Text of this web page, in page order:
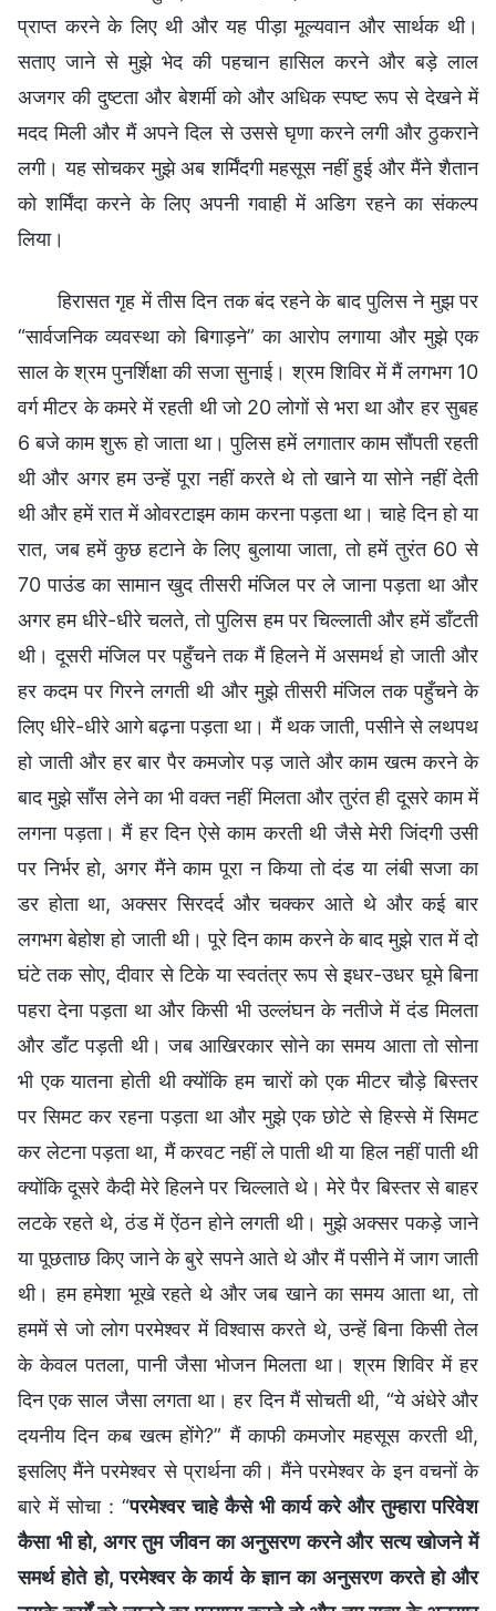
प्राप्त करने के लिए थी और यह पीड़ा मूल्यवान और सार्थक थी।
सताए जाने से मुझे भेद की पहचान हासिल करने और बड़े लाल
अजगर की दुष्टता और बेशर्मी को और अधिक स्पष्ट रूप से देखने में
मदद मिली और मैं अपने दिल से उससे घृणा करने लगी और ठुकराने
लगी। यह सोचकर मुझे अब शर्मिंदगी महसूस नहीं हुई और मैंने शैतान
को शर्मिंदा करने के लिए अपनी गवाही में अडिग रहने का संकल्प
लिया।
हिरासत गृह में तीस दिन तक बंद रहने के बाद पुलिस ने मुझ पर
“सार्वजनिक व्यवस्था को बिगाड़ने” का आरोप लगाया और मुझे एक
साल के श्रम पुनर्शिक्षा की सजा सुनाई। श्रम शिविर में मैं लगभग 10
वर्ग मीटर के कमरे में रहती थी जो 20 लोगों से भरा था और हर सुबह
6 बजे काम शुरू हो जाता था। पुलिस हमें लगातार काम सौंपती रहती
थी और अगर हम उन्हें पूरा नहीं करते थे तो खाने या सोने नहीं देती
थी और हमें रात में ओवरटाइम काम करना पड़ता था। चाहे दिन हो या
रात, जब हमें कुछ हटाने के लिए बुलाया जाता, तो हमें तुरंत 60 से
70 पाउंड का सामान खुद तीसरी मंजिल पर ले जाना पड़ता था और
अगर हम धीरे-धीरे चलते, तो पुलिस हम पर चिल्लाती और हमें डाँटती
थी। दूसरी मंजिल पर पहुँचने तक मैं हिलने में असमर्थ हो जाती और
हर कदम पर गिरने लगती थी और मुझे तीसरी मंजिल तक पहुँचने के
लिए धीरे-धीरे आगे बढ़ना पड़ता था। मैं थक जाती, पसीने से लथपथ
हो जाती और हर बार पैर कमजोर पड़ जाते और काम खत्म करने के
बाद मुझे साँस लेने का भी वक्त नहीं मिलता और तुरंत ही दूसरे काम में
लगना पड़ता। मैं हर दिन ऐसे काम करती थी जैसे मेरी जिंदगी उसी
पर निर्भर हो, अगर मैंने काम पूरा न किया तो दंड या लंबी सजा का
डर होता था, अक्सर सिरदर्द और चक्कर आते थे और कई बार
लगभग बेहोश हो जाती थी। पूरे दिन काम करने के बाद मुझे रात में दो
घंटे तक सोए, दीवार से टिके या स्वतंत्र रूप से इधर-उधर घूमे बिना
पहरा देना पड़ता था और किसी भी उल्लंघन के नतीजे में दंड मिलता
और डाँट पड़ती थी। जब आखिरकार सोने का समय आता तो सोना
भी एक यातना होती थी क्योंकि हम चारों को एक मीटर चौड़े बिस्तर
पर सिमट कर रहना पड़ता था और मुझे एक छोटे से हिस्से में सिमट
कर लेटना पड़ता था, मैं करवट नहीं ले पाती थी या हिल नहीं पाती थी
क्योंकि दूसरे कैदी मेरे हिलने पर चिल्लाते थे। मेरे पैर बिस्तर से बाहर
लटके रहते थे, ठंड में ऐंठन होने लगती थी। मुझे अक्सर पकड़े जाने
या पूछताछ किए जाने के बुरे सपने आते थे और मैं पसीने में जाग जाती
थी। हम हमेशा भूखे रहते थे और जब खाने का समय आता था, तो
हममें से जो लोग परमेश्वर में विश्वास करते थे, उन्हें बिना किसी तेल
के केवल पतला, पानी जैसा भोजन मिलता था। श्रम शिविर में हर
दिन एक साल जैसा लगता था। हर दिन मैं सोचती थी, “ये अंधेरे और
दयनीय दिन कब खत्म होंगे?” मैं काफी कमजोर महसूस करती थी,
इसलिए मैंने परमेश्वर से प्रार्थना की। मैंने परमेश्वर के इन वचनों के
बारे में सोचा : “परमेश्वर चाहे कैसे भी कार्य करे और तुम्हारा परिवेश
कैसा भी हो, अगर तुम जीवन का अनुसरण करने और सत्य खोजने में
समर्थ होते हो, परमेश्वर के कार्य के ज्ञान का अनुसरण करते हो और